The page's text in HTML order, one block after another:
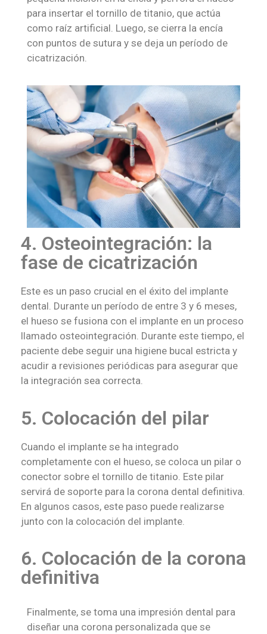
para insertar el tornillo de titanio, que actúa
como raíz artificial. Luego, se cierra la encía
con puntos de sutura y se deja un período de
cicatrización.
4. Osteointegración: la
fase de cicatrización
Este es un paso crucial en el éxito del implante
dental. Durante un período de entre 3 y 6 meses,
el hueso se fusiona con el implante en un proceso
llamado osteointegración. Durante este tiempo, el
paciente debe seguir una higiene bucal estricta y
acudir a revisiones periódicas para asegurar que
la integración sea correcta.
5. Colocación del pilar
Cuando el implante se ha integrado
completamente con el hueso, se coloca un pilar o
conector sobre el tornillo de titanio. Este pilar
servirá de soporte para la corona dental definitiva.
En algunos casos, este paso puede realizarse
junto con la colocación del implante.
6. Colocación de la corona
definitiva
Finalmente, se toma una impresión dental para
diseñar una corona personalizada que se